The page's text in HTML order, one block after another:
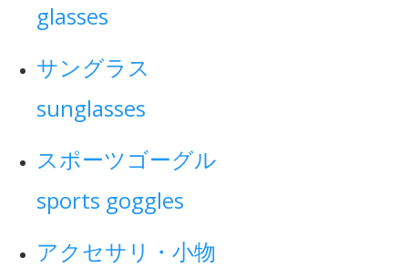
glasses
サングラス
sunglasses
スポーツゴーグル
sports goggles
アクセサリ・小物